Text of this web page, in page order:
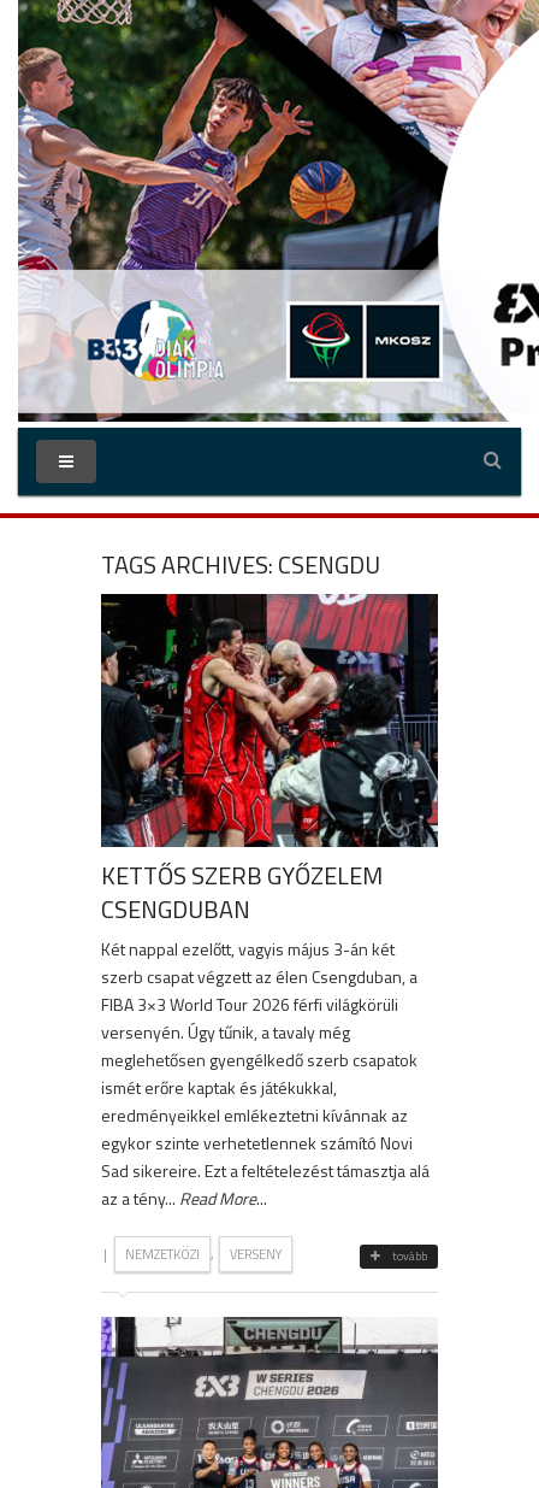
TAGS ARCHIVES: CSENGDU
KETTŐS SZERB GYŐZELEM
CSENGDUBAN
Két nappal ezelőtt, vagyis május 3-án két
szerb csapat végzett az élen Csengduban, a
FIBA 3×3 World Tour 2026 férfi világkörüli
versenyén. Úgy tűnik, a tavaly még
meglehetősen gyengélkedő szerb csapatok
ismét erőre kaptak és játékukkal,
eredményeikkel emlékeztetni kívánnak az
egykor szinte verhetetlennek számító Novi
Sad sikereire. Ezt a feltételezést támasztja alá
az a tény... Read More...
| NEMZETKÖZI , VERSENY tovább